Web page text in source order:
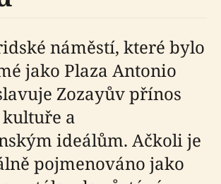
náměstí, které bylo
jako Plaza Antonio
Zozayův přínos
kultuře a
ideálům. Ačkoli je
pojmenováno jako